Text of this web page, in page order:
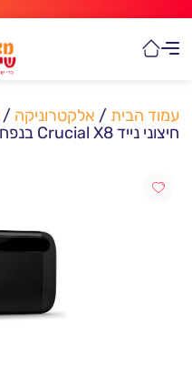
עמוד הבית / אלקטרוניקה /
חיצוני נייד Crucial X8 בנפח 4TB